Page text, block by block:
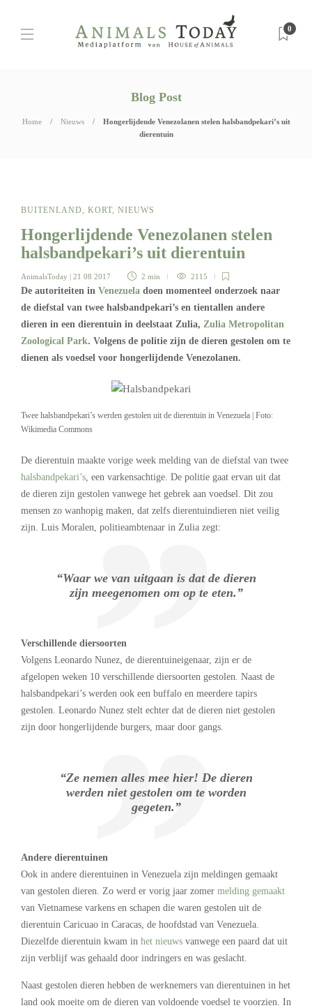
0
Blog Post
Home Nieuws
Hongerlijdende Venezolanen stelen halsbandpekari’s uit
dierentuin
BUITENLAND, KORT, NIEUWS
Hongerlijdende Venezolanen stelen
halsbandpekari’s uit dierentuin
AnimalsToday | 21 08 2017 2 min 2115
De autoriteiten in Venezuela doen momenteel onderzoek naar
de diefstal van twee halsbandpekari’s en tientallen andere
dieren in een dierentuin in deelstaat Zulia, Zulia Metropolitan
Zoological Park. Volgens de politie zijn de dieren gestolen om te
dienen als voedsel voor hongerlijdende Venezolanen.
Twee halsbandpekari’s werden gestolen uit de dierentuin in Venezuela | Foto:
Wikimedia Commons
De dierentuin maakte vorige week melding van de diefstal van twee
halsbandpekari’s , een varkensachtige. De politie gaat ervan uit dat
de dieren zijn gestolen vanwege het gebrek aan voedsel. Dit zou
mensen zo wanhopig maken, dat zelfs dierentuindieren niet veilig
zijn. Luis Moralen, politieambtenaar in Zulia zegt:
“Waar we van uitgaan is dat de dieren
zijn meegenomen om op te eten.”
Verschillende diersoorten
Volgens Leonardo Nunez, de dierentuineigenaar, zijn er de
afgelopen weken 10 verschillende diersoorten gestolen. Naast de
halsbandpekari’s werden ook een buffalo en meerdere tapirs
gestolen. Leonardo Nunez stelt echter dat de dieren niet gestolen
zijn door hongerlijdende burgers, maar door gangs.
“Ze nemen alles mee hier! De dieren
werden niet gestolen om te worden
gegeten.”
Andere dierentuinen
Ook in andere dierentuinen in Venezuela zijn meldingen gemaakt
van gestolen dieren. Zo werd er vorig jaar zomer melding gemaakt
van Vietnamese varkens en schapen die waren gestolen uit de
dierentuin Caricuao in Caracas, de hoofdstad van Venezuela.
Diezelfde dierentuin kwam in het nieuws vanwege een paard dat uit
zijn verblijf was gehaald door indringers en was geslacht.
Naast gestolen dieren hebben de werknemers van dierentuinen in het
land ook moeite om de dieren van voldoende voedsel te voorzien. In